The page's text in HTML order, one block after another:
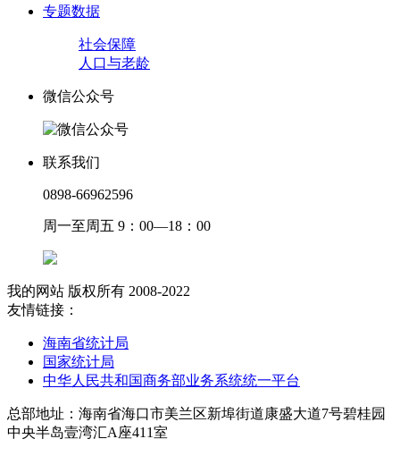
专题数据
社会保障
人口与老龄
微信公众号
联系我们
0898-66962596
周一至周五 9：00—18：00
我的网站 版权所有 2008-2022
友情链接：
海南省统计局
国家统计局
中华人民共和国商务部业务系统统一平台
总部地址：海南省海口市美兰区新埠街道康盛大道7号碧桂园
中央半岛壹湾汇A座411室